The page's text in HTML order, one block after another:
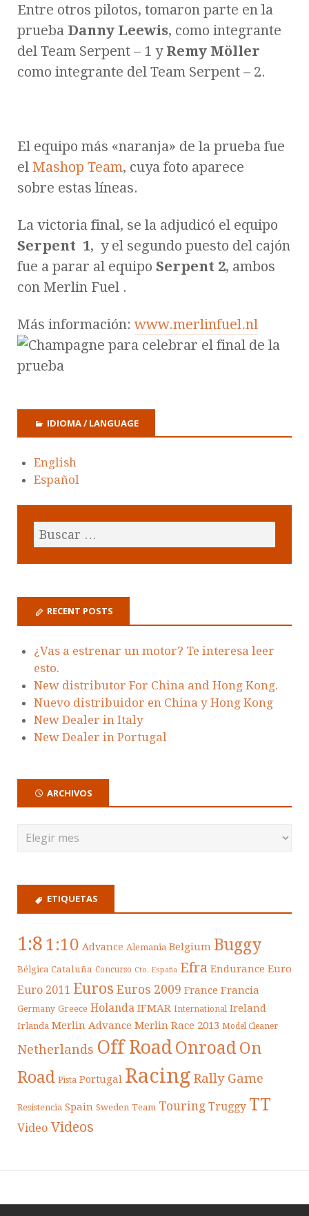
Entre otros pilotos, tomaron parte en la
prueba Danny Leewis, como integrante
del Team Serpent – 1 y Remy Möller
como integrante del Team Serpent – 2.
El equipo más «naranja» de la prueba fue
el Mashop Team, cuya foto aparece
sobre estas líneas.
La victoria final, se la adjudicó el equipo
Serpent 1, y el segundo puesto del cajón
fue a parar al equipo Serpent 2, ambos
con Merlin Fuel .
Más información:www.merlinfuel.nl
IDIOMA / LANGUAGE
English
Español
RECENT POSTS
¿Vas a estrenar un motor? Te interesa leer
esto.
New distributor For China and Hong Kong.
Nuevo distribuidor en China y Hong Kong
New Dealer in Italy
New Dealer in Portugal
ARCHIVOS
ETIQUETAS
1:8 1:10 Advance Alemania Belgium Buggy
Bélgica Cataluña Concurso Cto. España Efra Endurance Euro
Euro 2011 Euros Euros 2009 France Francia
Germany Greece Holanda IFMAR International Ireland
Irlanda Merlin Advance Merlin Race 2013 Model Cleaner
Netherlands Off RoadOnroad On
Road Pista Portugal Racing Rally Game
Resistencia Spain Sweden Team Touring Truggy TT
Video Videos